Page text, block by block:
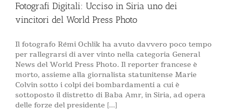
Fotografi Digitali: Ucciso in Siria uno dei
vincitori del World Press Photo
Il fotografo Rémi Ochlik ha avuto davvero poco tempo
per rallegrarsi di aver vinto nella categoria General
News del World Press Photo. Il reporter francese è
morto, assieme alla giornalista statunitense Marie
Colvin sotto i colpi dei bombardamenti a cui è
sottoposto il distretto di Baba Amr, in Siria, ad opera
delle forze del presidente [...]